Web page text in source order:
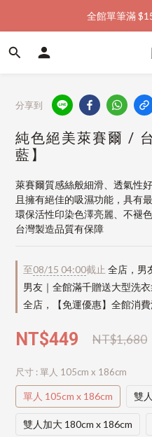
加入會員購物
全館單筆滿
加入會員購物
分享到
純色絕美萊賽爾 /
藍】
萊賽爾質感絲般細滑、透氣性
且擁有絕佳的吸濕功能，具有
環保活性印染色澤亮麗、不褪色
台灣製造品質有保障
至08/15 04:00截止 全店，男
男友｜全館滿千贈送大型洗
全店，【免運優惠】全館消
NT$1,680
NT$449
尺寸 : 單人 105cm x 186cm
單人 105cm x 186cm 雙
雙人加大 180cm x 186cm